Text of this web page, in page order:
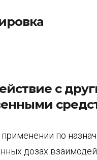
с
по
дозах